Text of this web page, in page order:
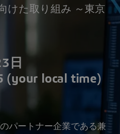
けた取り組み ～東京
日
(your local time)
パートナー企業である兼